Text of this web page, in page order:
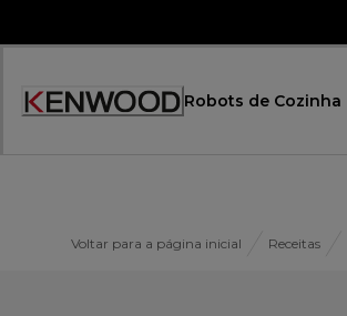
Robots de Cozinha
Voltar para a página inicial Receitas